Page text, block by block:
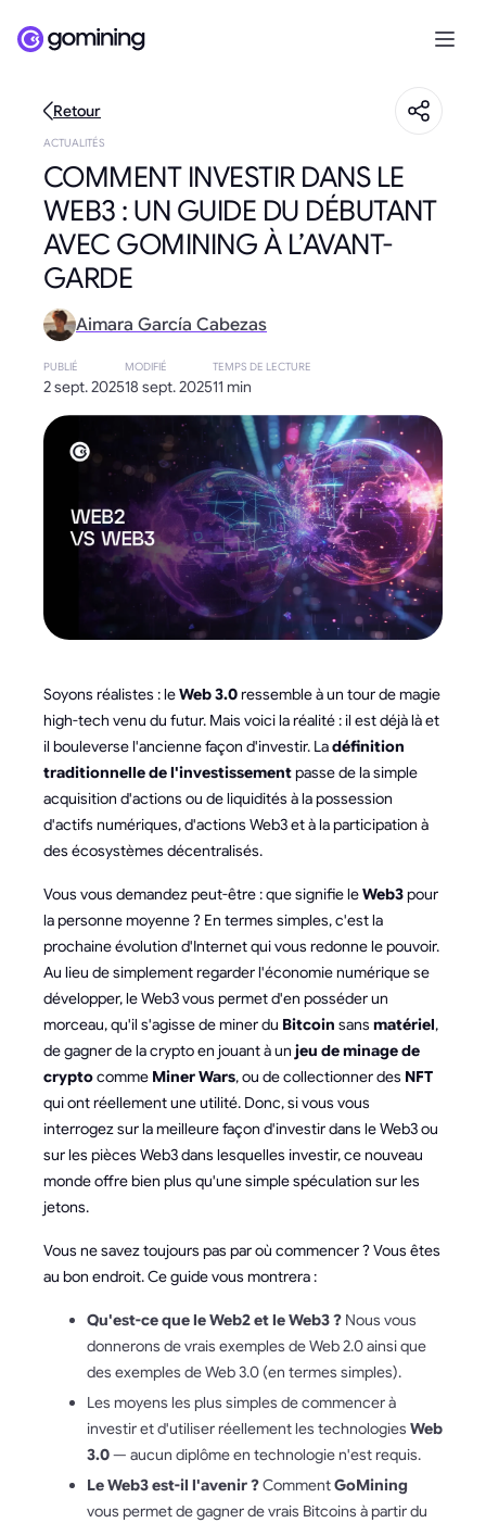
Retour
ACTUALITÉS
COMMENT INVESTIR DANS LE
WEB3 : UN GUIDE DU DÉBUTANT
AVEC GOMINING À L’AVANT-
GARDE
Aimara García Cabezas
PUBLIÉ
2 sept. 2025
MODIFIÉ
18 sept. 2025
TEMPS DE LECTURE
11 min
Soyons réalistes : leWeb 3.0ressemble à un tour de magie
high-tech venu du futur. Mais voici la réalité : il est déjà là et
il bouleverse l'ancienne façon d'investir. Ladéfinition
traditionnelle de l'investissementpasse de la simple
acquisition d'actions ou de liquidités à la possession
d'actifs numériques, d'actions Web3 et à la participation à
des écosystèmes décentralisés.
Vous vous demandez peut-être : que signifie leWeb3pour
la personne moyenne ? En termes simples, c'est la
prochaine évolution d'Internet qui vous redonne le pouvoir.
Au lieu de simplement regarder l'économie numérique se
développer, le Web3 vous permet d'en posséder un
morceau, qu'il s'agisse de miner du Bitcoin sans matériel,
de gagner de la crypto en jouant à un jeu de minage de
cryptocomme Miner Wars, ou de collectionner des NFT
qui ont réellement une utilité. Donc, si vous vous
interrogez sur la meilleure façon d'investir dans le Web3 ou
sur les pièces Web3 dans lesquelles investir, ce nouveau
monde offre bien plus qu'une simple spéculation sur les
jetons.
Vous ne savez toujours pas par où commencer ? Vous êtes
au bon endroit. Ce guide vous montrera :
Qu'est-ce que le Web2 et le Web3 ? Nous vous
donnerons de vrais exemples de Web 2.0 ainsi que
des exemples de Web 3.0 (en termes simples).
Les moyens les plus simples de commencer à
investir et d'utiliser réellement les technologies Web
3.0— aucun diplôme en technologie n'est requis.
Le Web3 est-il l'avenir ?CommentGoMining
vous permet de gagner de vrais Bitcoins à partir du